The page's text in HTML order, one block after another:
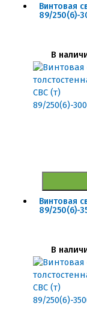
Винтовая
89/250(6)-
В
Винтовая
89/250(6)-
В